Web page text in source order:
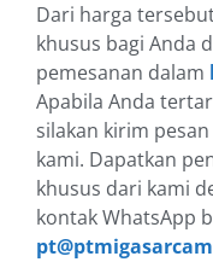
Dari harga
khusus bagi Anda
pemesanan dalam
Apabila Anda
silakan kirim
kami. Dapatkan
khusus dari kami
kontak WhatsApp